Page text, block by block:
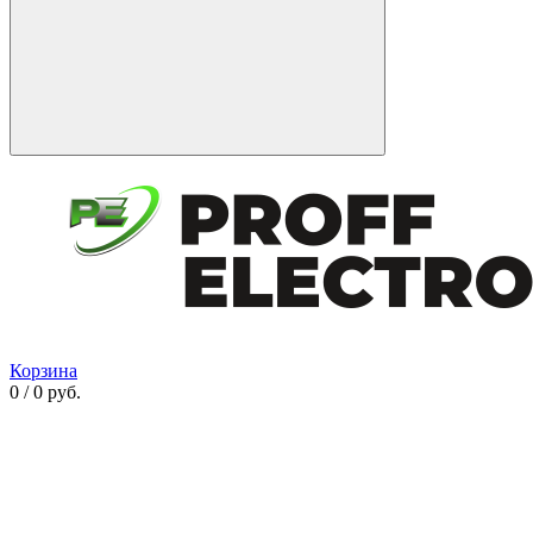
Корзина
0 / 0 руб.